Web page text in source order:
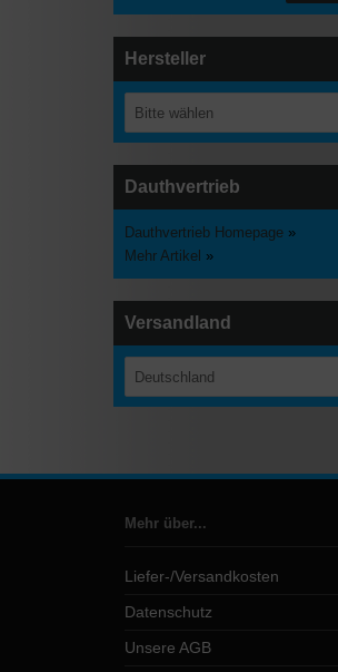
Hersteller
Bitte wählen
Dauthvertrieb
Dauthvertrieb Homepage »
Mehr Artikel »
Versandland
Deutschland
Mehr über...
Liefer-/Versandkosten
Datenschutz
Unsere AGB